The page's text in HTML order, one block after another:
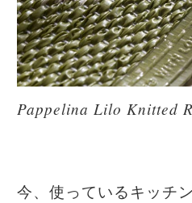
Pappelina Lilo Knitted
今、使っているキッチ